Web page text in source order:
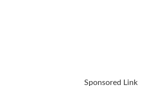
Sponsored Link